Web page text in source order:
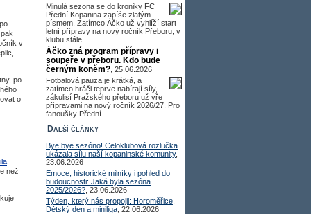
v
po
o
než
Minulá sezona se do kroniky FC
Přední Kopanina zapíše zlatým
písmem. Zatímco Áčko už vyhlíží start
letní přípravy na nový ročník Přeboru, v
klubu stále...
Áčko zná program přípravy i
soupeře v přeboru. Kdo bude
černým koněm? , 25.06.2026
Fotbalová pauza je krátká, a
zatímco hráči teprve nabírají síly,
zákulisí Pražského přeboru už vře
přípravami na nový ročník 2026/27. Pro
fanoušky Přední...
Další články
Bye bye sezóno! Celoklubová rozlučka
ukázala sílu naší kopaninské komunity,
23.06.2026
Emoce, historické milníky i pohled do
budoucnosti: Jaká byla sezóna
2025/2026? , 23.06.2026
Týden, který nás propojil: Horoměřice,
Dětský den a miniliga , 22.06.2026